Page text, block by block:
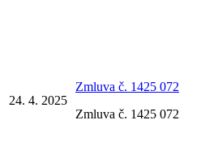
24. 4. 2025
Zmluva č. 1425 072
Zmluva č. 1425 072